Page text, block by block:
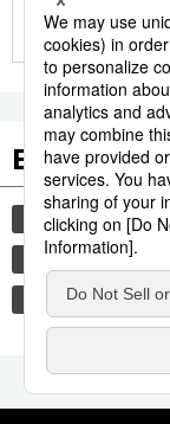
Etiquetas
cultura
comida
gastronomía